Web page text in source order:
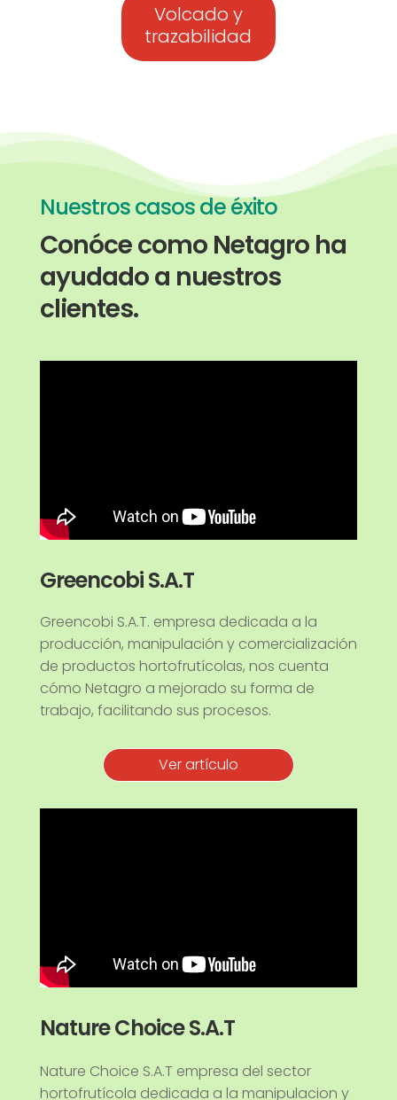
Volcado y
trazabilidad
Nuestros casos de éxito
Conóce como Netagro ha
ayudado a nuestros
clientes.
Greencobi S.A.T
Greencobi S.A.T. empresa dedicada a la
producción, manipulación y comercialización
de productos hortofrutícolas, nos cuenta
cómo Netagro a mejorado su forma de
trabajo, facilitando sus procesos.
Ver artículo
Nature Choice S.A.T
Nature Choice S.A.T empresa del sector
hortofrutícola dedicada a la manipulacion y